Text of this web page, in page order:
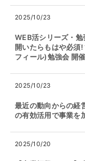
2025/10/23
WEB活シリーズ・
開いたらもはや必須
フィール)勉強会 開
2025/10/23
最近の動向からの経
の有効活用で事業
2025/10/20